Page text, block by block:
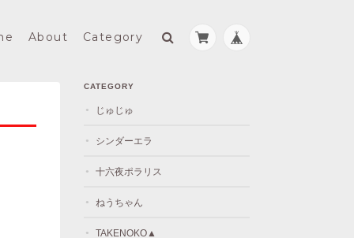
About Category
CATEGORY
じゅじゅ
シンダーエラ
十六夜ポラリス
ねうちゃん
TAKENOKO▲